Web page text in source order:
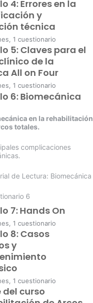
1
de Lectura: Implantes
y ténica All on Four
2
de la técnica desde la
protésica, cirugía e
de la prótesis.
la guía multifuncional.
protésica previa.
y digital.
de Lectura: Planificación
de la ténica All on Four
3
4: Errores en la
y
técnica
en la planificación.
de Lectura: Errores en la
y ejecución técnica
4
1 cuestionario
5: Claves para el
de la
All on Four
para el éxito
clínico.
de Lectura: Claves para
clínico de la técnica All on
5
1 cuestionario
6: Biomecánica
en la rehabilitación
totales.
complicaciones
de Lectura: Biomecánica
6
7: Hands On
On
Hands On
de Lectura: Hands On
7
1 cuestionario
8: Casos
y
clínicos de maxilar superior
grados de atrofia.
1 cuestionario
del curso